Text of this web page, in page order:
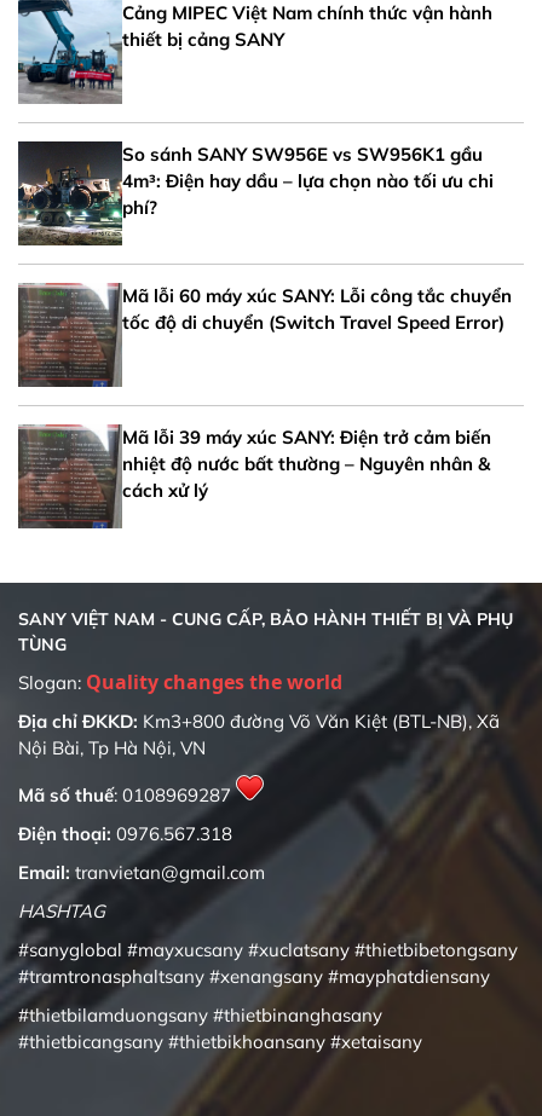
Cảng MIPEC Việt Nam chính thức vận hành
thiết bị cảng SANY
So sánh SANY SW956E vs SW956K1 gầu
4m³: Điện hay dầu – lựa chọn nào tối ưu chi
phí?
Mã lỗi 60 máy xúc SANY: Lỗi công tắc chuyển
tốc độ di chuyển (Switch Travel Speed Error)
Mã lỗi 39 máy xúc SANY: Điện trở cảm biến
nhiệt độ nước bất thường – Nguyên nhân &
cách xử lý
SANY VIỆT NAM - CUNG CẤP, BẢO HÀNH THIẾT BỊ VÀ PHỤ
TÙNG
Slogan:
Địa chỉ ĐKKD: Km3+800 đường Võ Văn Kiệt (BTL-NB), Xã
Nội Bài, Tp Hà Nội, VN
Mã số thuế: 0108969287
Điện thoại: 0976.567.318
Email: tranvietan@gmail.com
HASHTAG
#sanyglobal #mayxucsany #xuclatsany #thietbibetongsany
#tramtronasphaltsany #xenangsany #mayphatdiensany
#thietbilamduongsany #thietbinanghasany
#thietbicangsany #thietbikhoansany #xetaisany